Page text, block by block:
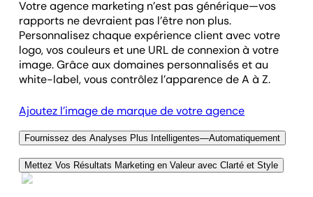
Votre agence marketing n’est pas générique—vos
rapports ne devraient pas l’être non plus.
Personnalisez chaque expérience client avec votre
logo, vos couleurs et une URL de connexion à votre
image. Grâce aux domaines personnalisés et au
white-label, vous contrôlez l’apparence de A à Z.
Ajoutez l’image de marque de votre agence
Fournissez des Analyses Plus Intelligentes—Automatiquement
Cessez de courir après les métriques et commencez
à en extraire du sens. L’IA d’AgencyAnalytics
Mettez Vos Résultats Marketing en Valeur avec Clarté et Style